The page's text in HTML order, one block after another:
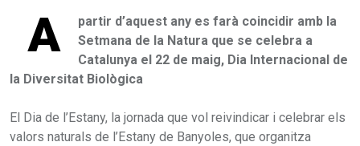
A
partir d’aquest any es farà coincidir amb la
Setmana de la Natura que se celebra a
Catalunya el 22 de maig, Dia Internacional de
la Diversitat Biològica
El Dia de l’Estany, la jornada que vol reivindicar i celebrar els
valors naturals de l’Estany de Banyoles, que organitza